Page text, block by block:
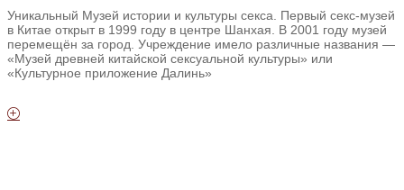
Уникальный Музей истории и культуры секса. Первый секс-музей
в Китае открыт в 1999 году в центре Шанхая. В 2001 году музей
перемещён за город. Учреждение имело различные названия —
«Музей древней китайской сексуальной культуры» или
«Культурное приложение Далинь»